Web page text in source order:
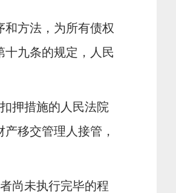
方法，为所有债权
十九条的规定，人民
押措施的人民法院
移交管理人接管，
尚未执行完毕的程